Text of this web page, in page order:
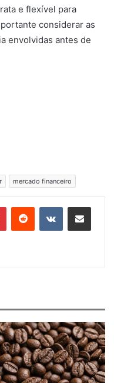
e flexível para
considerar as
envolvidas antes de
mercado financeiro